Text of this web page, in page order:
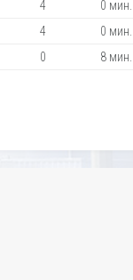
4
0 мин.
4
0 мин.
0 8 мин.